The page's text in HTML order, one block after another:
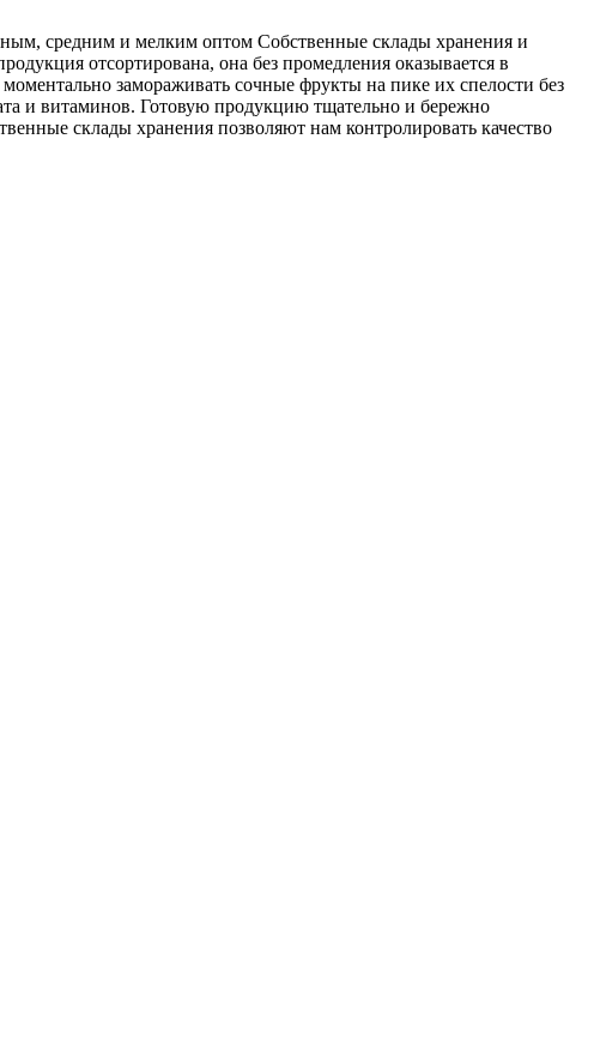
средним и мелким оптом Собственные склады хранения и
отсортирована, она без промедления оказывается в
замораживать сочные фрукты на пике их спелости без
и витаминов. Готовую продукцию тщательно и бережно
склады хранения позволяют нам контролировать качество